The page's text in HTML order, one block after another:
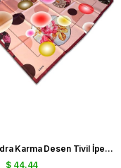
Aker Pudra Karma Desen Tivil İpek Eşarp 8806713 - 941
$ 44.44